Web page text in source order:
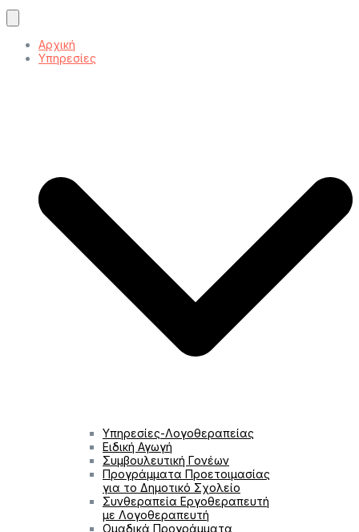
Αρχική
Υπηρεσίες
Υπηρεσίες-Λογοθεραπείας
Ειδική Αγωγή
Συμβουλευτική Γονέων
Προγράμματα Προετοιμασίας
για το Δημοτικό Σχολείο
Συνθεραπεία Εργοθεραπευτή
με Λογοθεραπευτή
Ομαδικά Προγράμματα